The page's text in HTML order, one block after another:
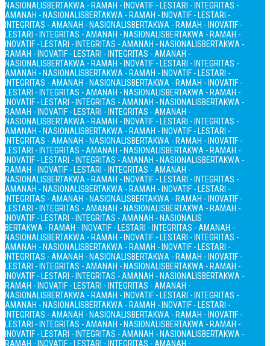
NASIONALISBERTAKWA - RAMAH - INOVATIF - LESTARI - INTEGRITAS -
AMANAH - NASIONALISBERTAKWA - RAMAH - INOVATIF - LESTARI -
INTEGRITAS - AMANAH - NASIONALISBERTAKWA - RAMAH - INOVATIF -
LESTARI - INTEGRITAS - AMANAH - NASIONALISBERTAKWA - RAMAH -
INOVATIF - LESTARI - INTEGRITAS - AMANAH - NASIONALISBERTAKWA -
RAMAH - INOVATIF - LESTARI - INTEGRITAS - AMANAH -
NASIONALISBERTAKWA - RAMAH - INOVATIF - LESTARI - INTEGRITAS -
AMANAH - NASIONALISBERTAKWA - RAMAH - INOVATIF - LESTARI -
INTEGRITAS - AMANAH - NASIONALISBERTAKWA - RAMAH - INOVATIF -
LESTARI - INTEGRITAS - AMANAH - NASIONALISBERTAKWA - RAMAH -
INOVATIF - LESTARI - INTEGRITAS - AMANAH - NASIONALISBERTAKWA -
RAMAH - INOVATIF - LESTARI - INTEGRITAS - AMANAH -
NASIONALISBERTAKWA - RAMAH - INOVATIF - LESTARI - INTEGRITAS -
AMANAH - NASIONALISBERTAKWA - RAMAH - INOVATIF - LESTARI -
INTEGRITAS - AMANAH - NASIONALISBERTAKWA - RAMAH - INOVATIF -
LESTARI - INTEGRITAS - AMANAH - NASIONALISBERTAKWA - RAMAH -
INOVATIF - LESTARI - INTEGRITAS - AMANAH - NASIONALISBERTAKWA -
RAMAH - INOVATIF - LESTARI - INTEGRITAS - AMANAH -
NASIONALISBERTAKWA - RAMAH - INOVATIF - LESTARI - INTEGRITAS -
AMANAH - NASIONALISBERTAKWA - RAMAH - INOVATIF - LESTARI -
INTEGRITAS - AMANAH - NASIONALISBERTAKWA - RAMAH - INOVATIF -
LESTARI - INTEGRITAS - AMANAH - NASIONALISBERTAKWA - RAMAH -
INOVATIF - LESTARI - INTEGRITAS - AMANAH - NASIONALIS
BERTAKWA - RAMAH - INOVATIF - LESTARI - INTEGRITAS - AMANAH -
NASIONALISBERTAKWA - RAMAH - INOVATIF - LESTARI - INTEGRITAS -
AMANAH - NASIONALISBERTAKWA - RAMAH - INOVATIF - LESTARI -
INTEGRITAS - AMANAH - NASIONALISBERTAKWA - RAMAH - INOVATIF -
LESTARI - INTEGRITAS - AMANAH - NASIONALISBERTAKWA - RAMAH -
INOVATIF - LESTARI - INTEGRITAS - AMANAH - NASIONALISBERTAKWA -
RAMAH - INOVATIF - LESTARI - INTEGRITAS - AMANAH -
NASIONALISBERTAKWA - RAMAH - INOVATIF - LESTARI - INTEGRITAS -
AMANAH - NASIONALISBERTAKWA - RAMAH - INOVATIF - LESTARI -
INTEGRITAS - AMANAH - NASIONALISBERTAKWA - RAMAH - INOVATIF -
LESTARI - INTEGRITAS - AMANAH - NASIONALISBERTAKWA - RAMAH -
INOVATIF - LESTARI - INTEGRITAS - AMANAH - NASIONALISBERTAKWA -
RAMAH - INOVATIF - LESTARI - INTEGRITAS - AMANAH -